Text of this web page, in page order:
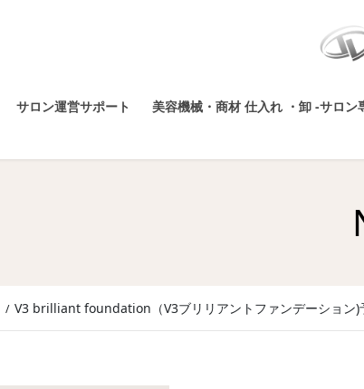
サロン運営サポート 美容機械・商材 仕入れ ・卸 -サロン
V3 brilliant foundation（V3ブリリアントファンデーション)